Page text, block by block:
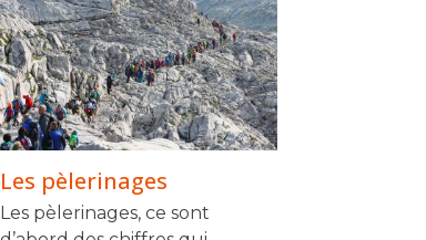
Les pèlerinages
Les pèlerinages, ce sont